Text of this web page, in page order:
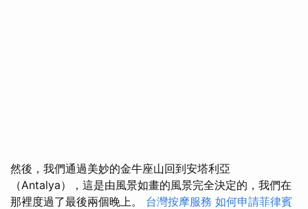
然後，我們通過美妙的金牛座山回到安塔利亞
（Antalya），這是由風景如畫的風景完全決定的，我們在
那裡度過了最後兩個晚上。 台灣按摩服務 如何申請菲律賓